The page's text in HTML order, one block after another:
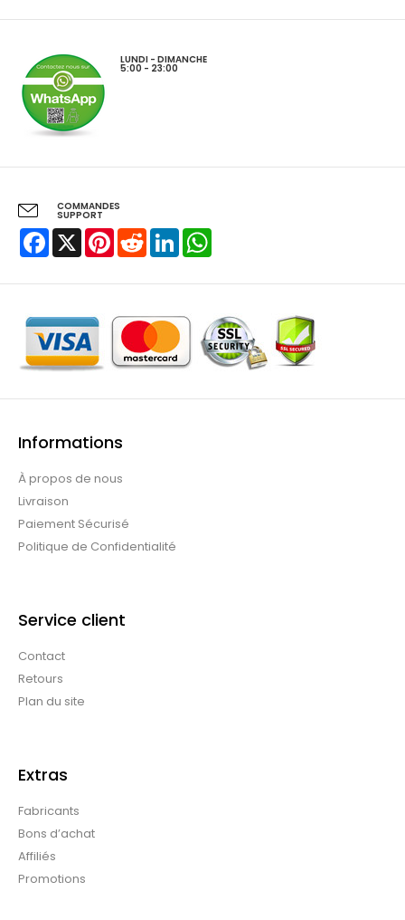
LUNDI - DIMANCHE
5:00 - 23:00
COMMANDES
SUPPORT
Facebook
X PinterestRedditLinkedIn
Informations
À propos de nous
Livraison
Paiement Sécurisé
Politique de Confidentialité
Service client
Contact
Retours
Plan du site
Extras
Fabricants
Bons d’achat
Affiliés
Promotions